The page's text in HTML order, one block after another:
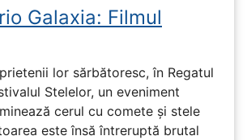
Galaxia: Filmul
lor sărbătoresc, în Regatul
Stelelor, un eveniment
cerul cu comete și stele
este însă întreruptă brutal